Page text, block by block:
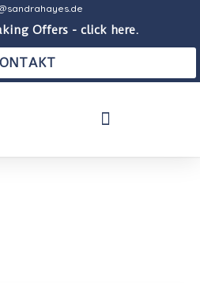
Offers - click here.